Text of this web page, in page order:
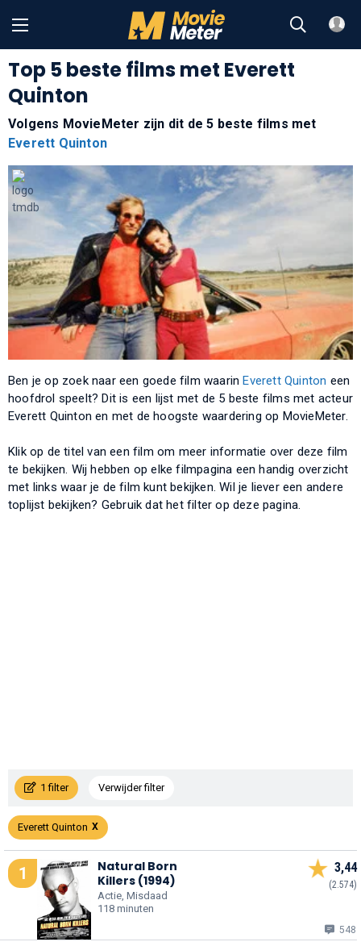
Top 5 beste films met Everett
Quinton
Volgens MovieMeter zijn dit de 5 beste films met
Everett Quinton
Ben je op zoek naar een goede film waarinEverett Quinton een
hoofdrol speelt? Dit is een lijst met de 5 beste films met acteur
Everett Quinton en met de hoogste waardering op MovieMeter.
Klik op de titel van een film om meer informatie over deze film
te bekijken. Wij hebben op elke filmpagina een handig overzicht
met links waar je de film kunt bekijken. Wil je liever een andere
toplijst bekijken? Gebruik dat het filter op deze pagina.
1 filter Verwijder filter
Everett Quinton
1
Natural Born
Killers (1994)
Actie, Misdaad
118 minuten
3,44
(2.574)
548